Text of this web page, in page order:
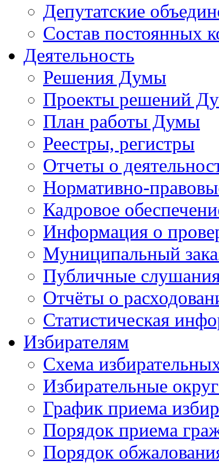
Депутатские
Состав постоянных
Деятельность
Решения Думы
Проекты решений
План работы Думы
Реестры, регистры
Отчеты о
Нормативно-
Кадровое
Информация о
Муниципальный
Публичные
Отчёты о
Статистическая
Избирателям
Схема
Избирательные
График приема
Порядок приема
Порядок